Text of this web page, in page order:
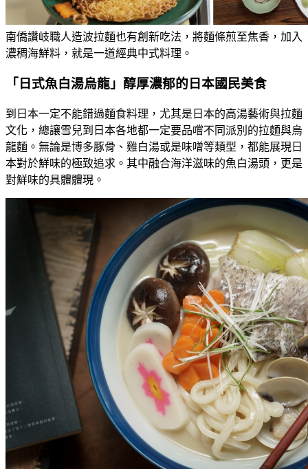
南僑讚岐職人造波拉麵也有創新吃法，將麵條煎至焦香，加入
濃稠海鮮料，就是一道經典中式料理。
「日式魚白湯烏龍」醇厚濃郁的日本國民美食
到日本一定不能錯過麵食料理，尤其是日本的高湯藝術與拉麵
文化，總讓雪兒到日本各地都一定要品嚐不同派別的拉麵與烏
龍麵。無論是博多豚骨、雞白湯或是味噌等類型，都能展現日
本對於鮮味的極致追求。其中融合海洋滋味的魚白湯頭，更是
對鮮味的具體體現。